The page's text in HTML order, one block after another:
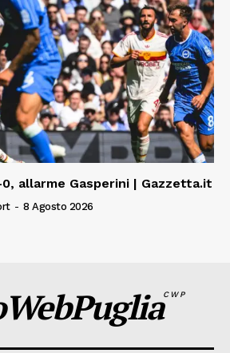
allarme Gasperini | Gazzetta.it
- 8 Agosto 2026
CWP